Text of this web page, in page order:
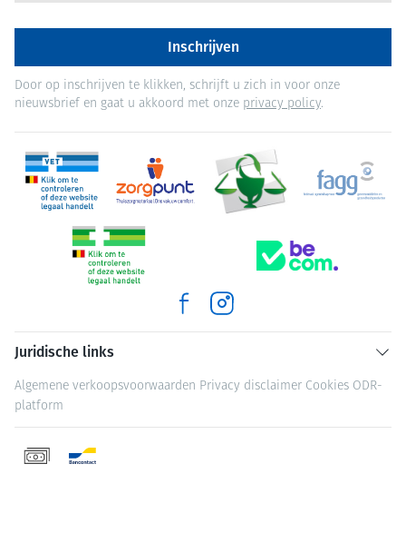
Inschrijven
Door op inschrijven te klikken, schrijft u zich in voor onze
nieuwsbrief en gaat u akkoord met onze privacy policy.
Juridische links
Algemene verkoopsvoorwaarden Privacy disclaimer Cookies ODR-
platform